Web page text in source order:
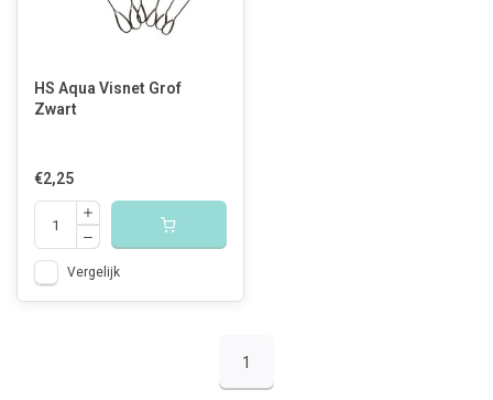
HS Aqua Visnet Grof
Zwart
€2,25
Vergelijk
1